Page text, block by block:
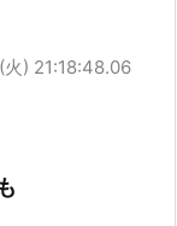
) 21:18:48.06